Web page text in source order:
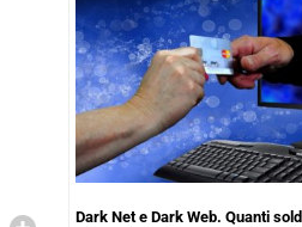
Dark Net e Dark Web. Quanti